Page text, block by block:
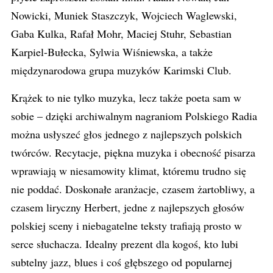
Nowicki, Muniek Staszczyk, Wojciech Waglewski,
Gaba Kulka, Rafał Mohr, Maciej Stuhr, Sebastian
Karpiel-Bułecka, Sylwia Wiśniewska, a także
międzynarodowa grupa muzyków Karimski Club.
Krążek to nie tylko muzyka, lecz także poeta sam w
sobie – dzięki archiwalnym nagraniom Polskiego Radia
można usłyszeć głos jednego z najlepszych polskich
twórców. Recytacje, piękna muzyka i obecność pisarza
wprawiają w niesamowity klimat, któremu trudno się
nie poddać. Doskonałe aranżacje, czasem żartobliwy, a
czasem liryczny Herbert, jedne z najlepszych głosów
polskiej sceny i niebagatelne teksty trafiają prosto w
serce słuchacza. Idealny prezent dla kogoś, kto lubi
subtelny jazz, blues i coś głębszego od popularnej